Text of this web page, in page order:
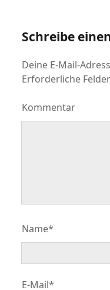
Schreibe
Deine E-Mail-
Erforderliche
Kommentar
Name*
E-Mail*